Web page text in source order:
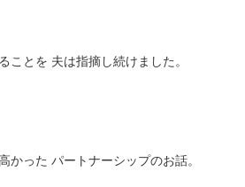
ことを 夫は指摘し続けました。
かった パートナーシップのお話。